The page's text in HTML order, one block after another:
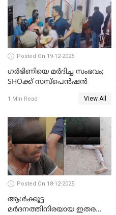
Posted On 19-12-2025
ഗര്‍ഭിണിയെ മർദിച്ച സംഭവം;
SHOക്ക് സസ്പെൻഷൻ
1 Min Read View All
Posted On 18-12-2025
ആൾക്കൂട്ട
മർദനത്തിനിരയായ ഇതര